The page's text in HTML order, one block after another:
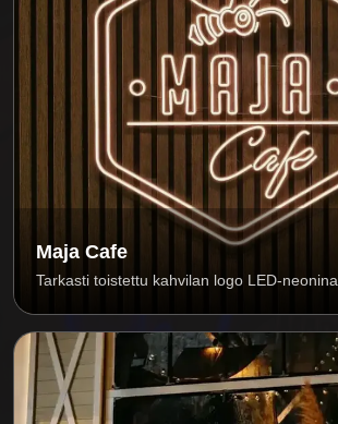
Maja Cafe
Tarkasti toistettu kahvilan logo LED-neonina.